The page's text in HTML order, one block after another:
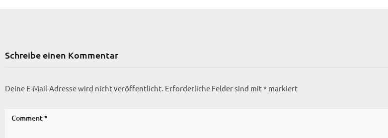
Schreibe einen Kommentar
Deine E-Mail-Adresse wird nicht veröffentlicht. Erforderliche Felder sind mit* markiert